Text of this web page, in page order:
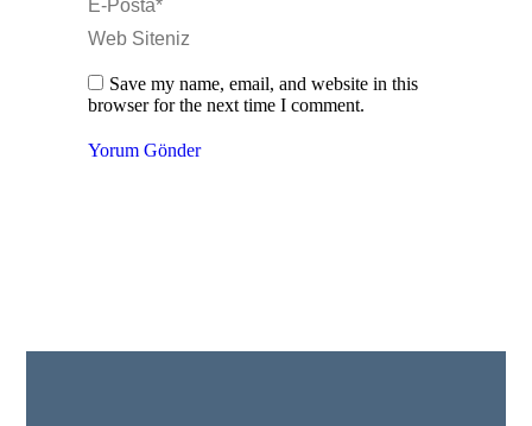
E-Posta *
Web Siteniz
Save my name, email, and website in this
browser for the next time I comment.
Yorum Gönder